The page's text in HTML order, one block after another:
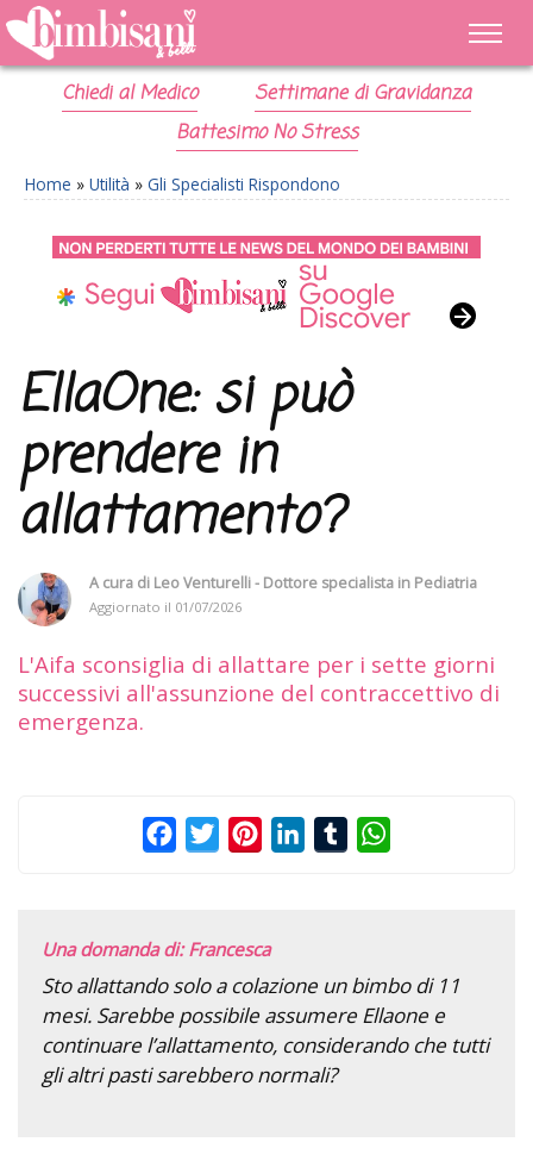
Chiedi al Medico
Settimane di Gravidanza
Battesimo No Stress
Home » Utilità » Gli Specialisti Rispondono
EllaOne: si può
prendere in
allattamento?
A cura di Leo Venturelli - Dottore specialista in Pediatria
Aggiornato il 01/07/2026
L'Aifa sconsiglia di allattare per i sette giorni
successivi all'assunzione del contraccettivo di
emergenza.
FacebookTwitterPinterestLinkedInTumblr
Una domanda di: Francesca
Sto allattando solo a colazione un bimbo di 11
mesi. Sarebbe possibile assumere Ellaone e
continuare l’allattamento, considerando che tutti
gli altri pasti sarebbero normali?